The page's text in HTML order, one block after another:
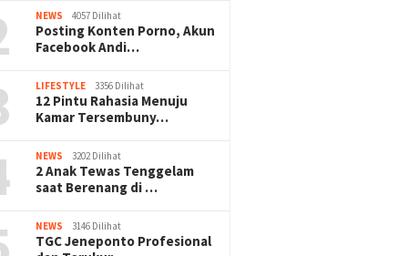
NEWS 4057 Dilihat
Posting Konten Porno, Akun
Facebook Andi…
LIFESTYLE 3356 Dilihat
12 Pintu Rahasia Menuju
Kamar Tersembuny…
NEWS 3202 Dilihat
2 Anak Tewas Tenggelam
saat Berenang di …
NEWS 3146 Dilihat
TGC Jeneponto Profesional